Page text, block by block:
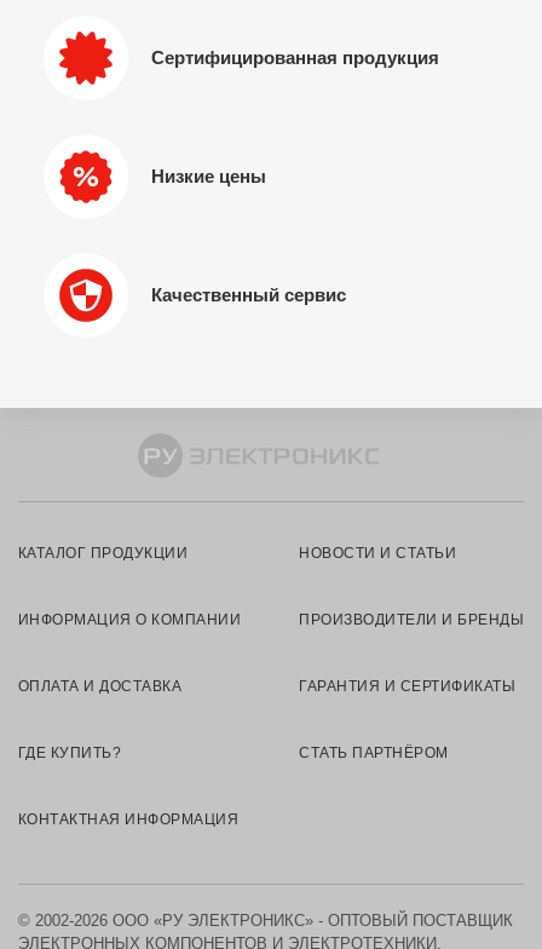
Сертифицированная продукция
Низкие цены
Качественный сервис
КАТАЛОГ ПРОДУКЦИИ НОВОСТИ И СТАТЬИ
ИНФОРМАЦИЯ О КОМПАНИИ ПРОИЗВОДИТЕЛИ И БРЕНДЫ
ОПЛАТА И ДОСТАВКА ГАРАНТИЯ И СЕРТИФИКАТЫ
ГДЕ КУПИТЬ? СТАТЬ ПАРТНЁРОМ
КОНТАКТНАЯ ИНФОРМАЦИЯ
© 2002-2026 ООО «РУ ЭЛЕКТРОНИКС» - ОПТОВЫЙ ПОСТАВЩИК
ЭЛЕКТРОННЫХ КОМПОНЕНТОВ И ЭЛЕКТРОТЕХНИКИ.